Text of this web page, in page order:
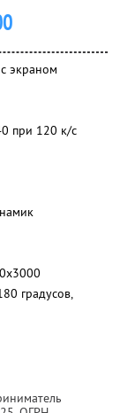
экраном
при 120 к/с
градусов,